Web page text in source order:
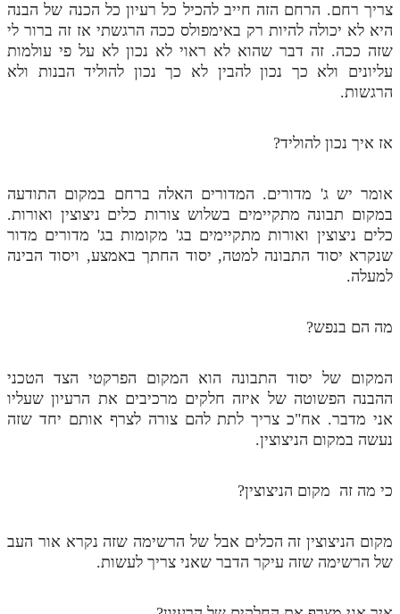
תלמוד עשר הספירות חלק טז
בית שער הכוונות
אודות האתר
אודות האתר
לאתר ספר הרב
דף היומי בזוהר הקדוש
צריך רחם. הרחם הזה חייב להכיל כל רעיון כל הכנה של הבנה
היא לא יכולה להיות רק באימפולס ככה הרגשתי אז זה ברור לי
שזה ככה. זה דבר שהוא לא ראוי לא נכון לא על פי עולמות
עליונים ולא כך נכון להבין לא כך נכון להוליד הבנות ולא
הרגשות.
אז איך נכון להוליד?
אומר יש ג' מדורים. המדורים האלה ברחם במקום התודעה
במקום תבונה מתקיימים בשלוש צורות כלים ניצוצין ואורות.
כלים ניצוצין ואורות מתקיימים בג' מקומות בג' מדורים מדור
שנקרא יסוד התבונה למטה, יסוד החתך באמצע, ויסוד הבינה
למעלה.
מה הם בנפש?
המקום של יסוד התבונה הוא המקום הפרקטי הצד הטכני
ההבנה הפשוטה של איזה חלקים מרכיבים את הרעיון שעליו
אני מדבר. אח"כ צריך לתת להם צורה לצרף אותם יחד שזה
נעשה במקום הניצוצין.
כי מה זה מקום הניצוצין?
מקום הניצוצין זה הכלים אבל של הרשימה שזה נקרא אור העב
של הרשימה שזה עיקר הדבר שאני צריך לעשות.